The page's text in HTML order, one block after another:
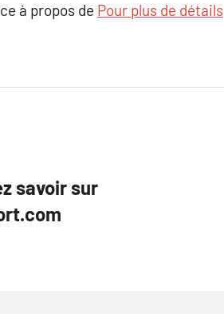
à propos de Pour plus de détails
savoir sur